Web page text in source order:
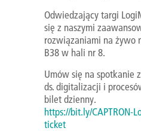
Odwiedzający targi
się z naszymi
rozwiązaniami na żywo
B38 w hali nr 8.
Umów się na spotkanie
ds. digitalizacji i
bilet dzienny.
https://bit.ly/CAPTRON-
ticket